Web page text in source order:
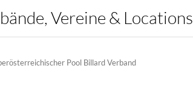
Vereine & Locations
Pool Billard Verband